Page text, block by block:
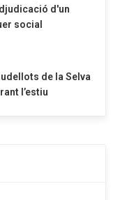
d'un
social
de la Selva
l’estiu